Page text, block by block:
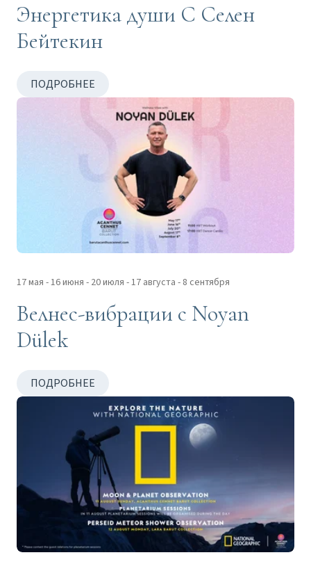
Энергетика души С Селен
Бейтекин
ПОДРОБНЕЕ
17 мая - 16 июня - 20 июля - 17 августа - 8 сентября
Велнес-вибрации с Noyan
Dülek
ПОДРОБНЕЕ